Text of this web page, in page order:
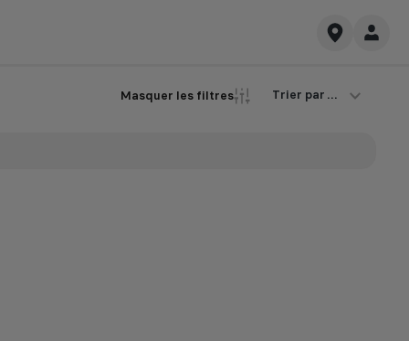
Masquer les filtres Trier par ...